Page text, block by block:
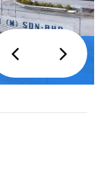
的关键，因为